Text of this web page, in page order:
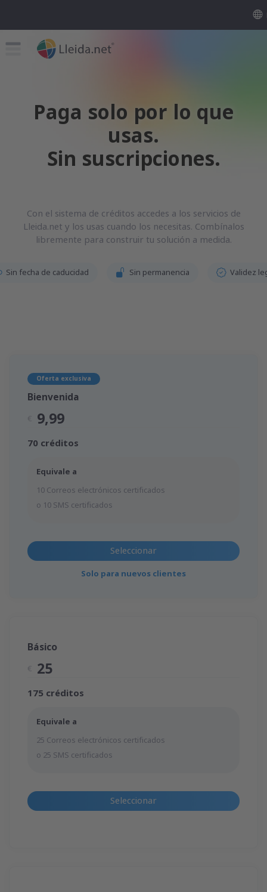
Paga solo por lo que
usas.
Sin suscripciones.
Con el sistema de créditos accedes a los servicios de
Lleida.net y los usas cuando los necesitas. Combínalos
libremente para construir tu solución a medida.
Sin fecha de caducidad Sin permanencia Validez
Oferta exclusiva
Bienvenida
€ 9,99
70 créditos
Equivale a
10 Correos electrónicos certificados
o 10 SMS certificados
Seleccionar
Solo para nuevos clientes
Básico
€ 25
175 créditos
Equivale a
25 Correos electrónicos certificados
o 25 SMS certificados
Seleccionar